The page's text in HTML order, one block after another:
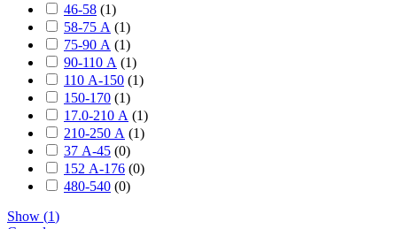
46-58 (1)
58-75 А (1)
75-90 А (1)
90-110 А (1)
110 А-150 (1)
150-170 (1)
17.0-210 А (1)
210-250 А (1)
37 А-45 (0)
152 А-176 (0)
480-540 (0)
Show (1)